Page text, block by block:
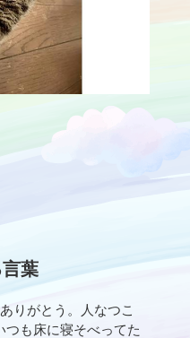
葉
りがとう。人なつこ
つも床に寝そべってた